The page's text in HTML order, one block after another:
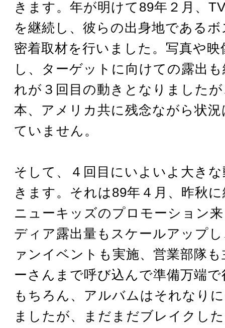
きます。年が明けて89年２月、
を継続し、彼らの出身地である
密着取材を行いました。写真や映
し、ターゲットに向けての露出
れが３回目の動きとなりました
本、アメリカ共に残念ながら状
ていません。
そして、４回目にいよいよ大き
きます。それは89年４月、昨秋
ニューキッズのプロモーション
ディア露出量もスケールアップ
ァンイベントも実施、営業部隊
ーさんまで呼び込んで準備万端
もちろん、アルバムはそれなり
ましたが、まだまだブレイクし